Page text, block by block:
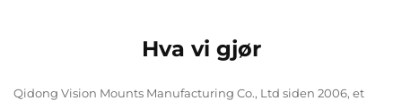
Hva vi gjør
Qidong Vision Mounts Manufacturing Co., Ltd siden 2006, et